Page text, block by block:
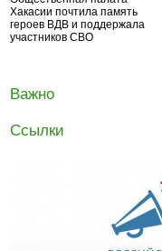
Хакасии почтила память
героев ВДВ и поддержала
участников СВО
Важно
Ссылки